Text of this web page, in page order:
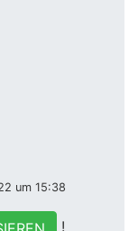
um 15:38
!